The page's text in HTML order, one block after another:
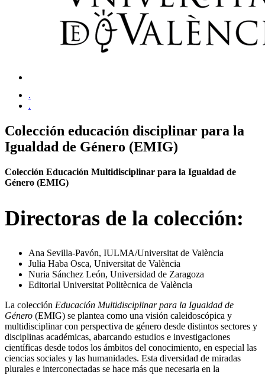
.
.
Colección educación disciplinar para la
Igualdad de Género (EMIG)
Colección Educación Multidisciplinar para la Igualdad de
Género (EMIG)
Directoras de la colección:
Ana Sevilla-Pavón, IULMA/Universitat de València
Julia Haba Osca, Universitat de València
Nuria Sánchez León, Universidad de Zaragoza
Editorial Universitat Politècnica de València
La colección Educación Multidisciplinar para la Igualdad de
Género (EMIG) se plantea como una visión caleidoscópica y
multidisciplinar con perspectiva de género desde distintos sectores y
disciplinas académicas, abarcando estudios e investigaciones
científicas desde todos los ámbitos del conocimiento, en especial las
ciencias sociales y las humanidades. Esta diversidad de miradas
plurales e interconectadas se hace más que necesaria en la